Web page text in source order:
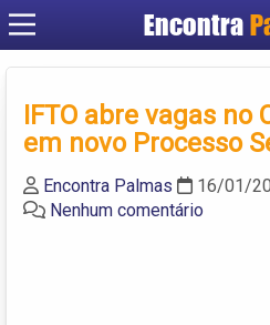
Encontra
Criar
IFTO abre vagas no
em novo Processo
Encontra Palmas 16/01/
Nenhum comentário